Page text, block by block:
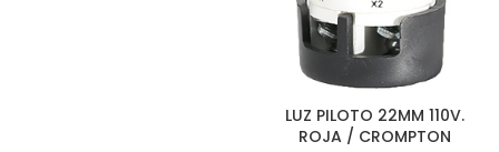
LUZ PILOTO 22MM 110V.
ROJA / CROMPTON